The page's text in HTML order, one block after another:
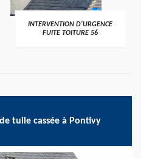
>
INTERVENTION D'URGENCE
FUITE TOITURE 56
tuile cassée à Pontivy